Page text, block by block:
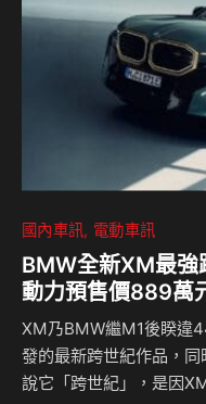
探索。 相關新聞：
國內車訊 電動車訊
BMW全新XM最
動力預售價889萬
XM乃BMW繼M1後睽違
發的最新跨世紀作品，
說它「跨世紀」，是因